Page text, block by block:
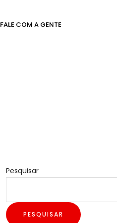
FALE COM A GENTE
Pesquisar
PESQUISAR